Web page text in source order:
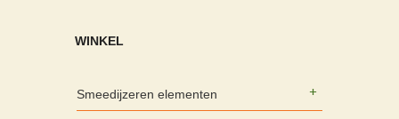
WINKEL
Smeedijzeren elementen